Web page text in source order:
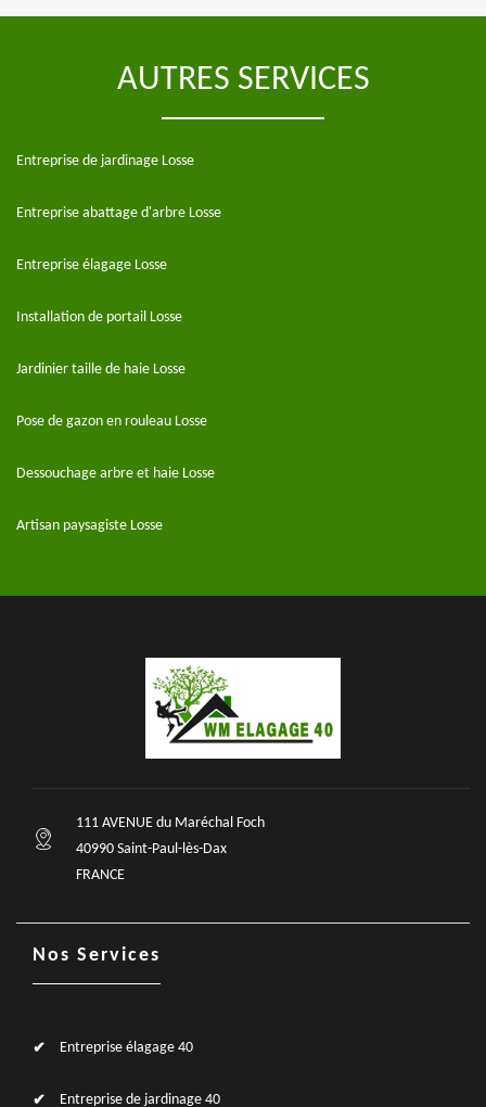
AUTRES SERVICES
Entreprise de jardinage Losse
Entreprise abattage d'arbre Losse
Entreprise élagage Losse
Installation de portail Losse
Jardinier taille de haie Losse
Pose de gazon en rouleau Losse
Dessouchage arbre et haie Losse
Artisan paysagiste Losse
111 AVENUE du Maréchal Foch
40990 Saint-Paul-lès-Dax
FRANCE
Nos Services
Entreprise élagage 40
Entreprise de jardinage 40